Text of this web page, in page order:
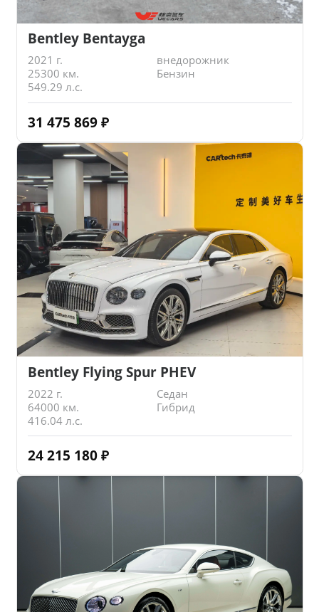
Bentley Bentayga
2021 г.
внедорожник
25300 км.
Бензин
549.29 л.с.
31 475 869 ₽
Bentley Flying Spur PHEV
2022 г.
Седан
64000 км.
Гибрид
416.04 л.с.
24 215 180 ₽